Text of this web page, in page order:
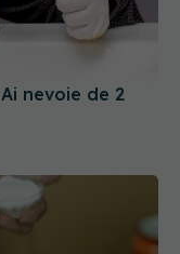
nevoie de 2